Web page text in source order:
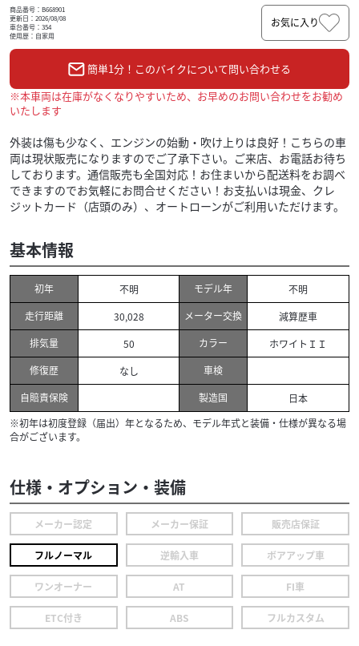
商品番号：B668901
更新日：2026/08/08
車台番号：354
使用歴：自家用
お気に入り
簡単1分！このバイクについて問い合わせる
※本車両は在庫がなくなりやすいため、お早めのお問い合わせをお勧め
いたします
外装は傷も少なく、エンジンの始動・吹け上りは良好！こちらの車
両は現状販売になりますのでご了承下さい。ご来店、お電話お待ち
しております。通信販売も全国対応！お住まいから配送料をお調べ
できますのでお気軽にお問合せください！お支払いは現金、クレ
ジットカード（店頭のみ）、オートローンがご利用いただけます。
基本情報
初年 不明 モデル年
不明
走行距離
30,028 メーター交換
減算歴車
排気量
50 カラー
ホワイトＩＩ
修復歴
なし
車検
自賠責保険
製造国
日本
※初年は初度登録（届出）年となるため、モデル年式と装備・仕様が異なる場
合がございます。
仕様・オプション・装備
メーカー認定 メーカー保証 販売店保証
フルノーマル 逆輸入車 ボアアップ車
ワンオーナー AT FI車
ETC付き ABS フルカスタム